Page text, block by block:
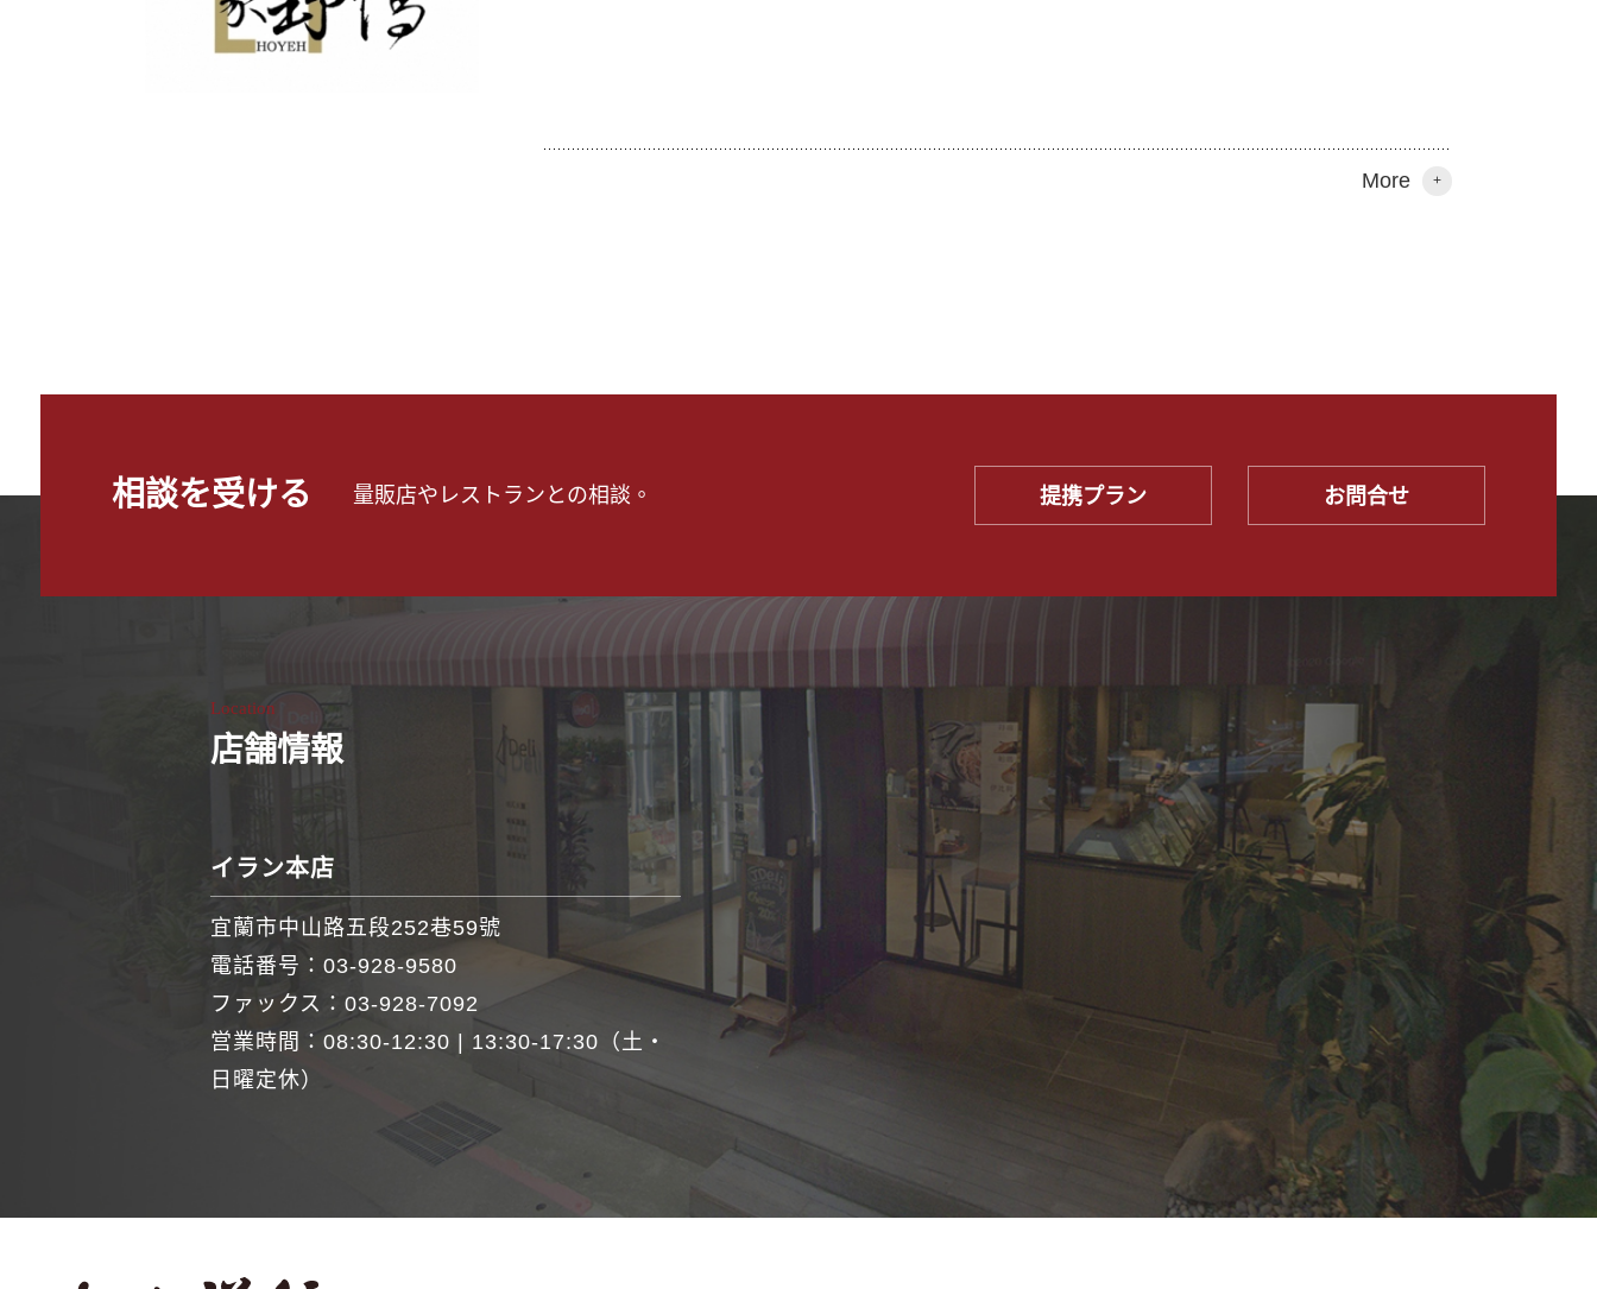
More +
相談を受ける 量販店やレストランとの相談。 お問合せ
提携プラン
Location
店舗情報
イラン本店
宜蘭市中山路五段252巷59號
電話番号： 03-928-9580
ファックス：03-928-7092
営業時間：08:30-12:30 | 13:30-17:30（土・
日曜定休）